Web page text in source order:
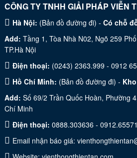
CÔNG TY TNHH GIẢI PHÁP VIỄN
Hà Nội: (Bản đồ đường đi) - Có chỗ
Add: Tầng 1, Tòa Nhà N02, Ngõ 259
TP.Hà Nội
Điện thoại: (0243) 2363.999 - 0912
Hồ Chí Minh: (Bản đồ đường đi) -
Add: Số 69/2 Trần Quốc Hoàn, Phường
Chí Minh
Điện thoại: 0888.303636 -
Email nhận báo giá: